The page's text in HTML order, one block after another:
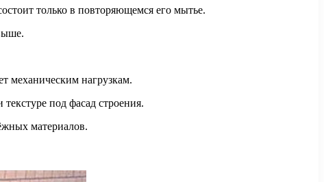
только в повторяющемся его мытье.
механическим нагрузкам.
под фасад строения.
материалов.